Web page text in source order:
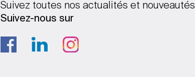
Suivez toutes nos actualités et nouveautés
Suivez-nous sur